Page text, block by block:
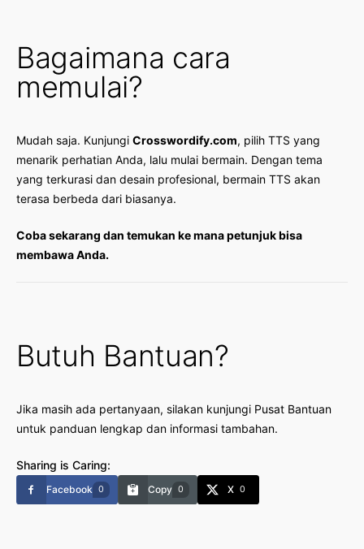
Bagaimana cara
memulai?
Mudah saja. Kunjungi Crosswordify.com, pilih TTS yang
menarik perhatian Anda, lalu mulai bermain. Dengan tema
yang terkurasi dan desain profesional, bermain TTS akan
terasa berbeda dari biasanya.
Coba sekarang dan temukan ke mana petunjuk bisa
membawa Anda.
Butuh Bantuan?
Jika masih ada pertanyaan, silakan kunjungi Pusat Bantuan
untuk panduan lengkap dan informasi tambahan.
Sharing is Caring:
Facebook 0 Copy 0 X 0